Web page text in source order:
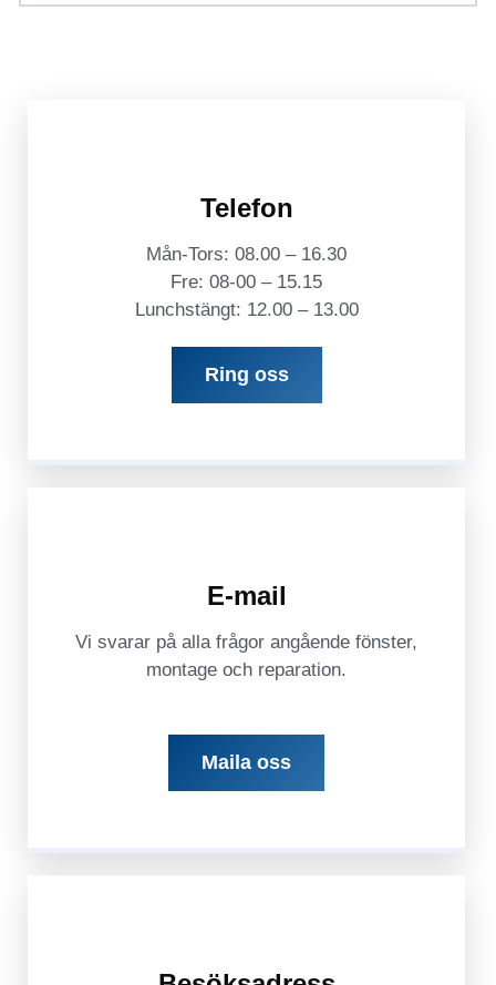
Telefon
Mån-Tors: 08.00 – 16.30
Fre: 08-00 – 15.15
Lunchstängt: 12.00 – 13.00
Ring oss
E-mail
Vi svarar på alla frågor angående fönster,
montage och reparation.
Maila oss